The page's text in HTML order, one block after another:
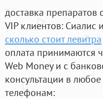
доставка препаратов
VIP клиентов: Сиалис
сколько стоит левитра
оплата принимаются
Web Money и с
консультации в
телефонам: